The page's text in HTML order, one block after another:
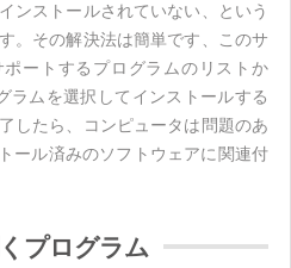
ンストールされていない、という
。その解決法は簡単です、このサ
ートするプログラムのリストか
ラムを選択してインストールする
したら、コンピュータは問題のあ
ール済みのソフトウェアに関連付
プログラム